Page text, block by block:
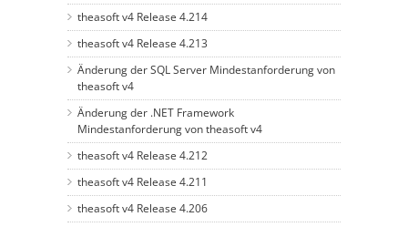
theasoft v4 Release 4.214
theasoft v4 Release 4.213
Änderung der SQL Server Mindestanforderung von
theasoft v4
Änderung der .NET Framework
Mindestanforderung von theasoft v4
theasoft v4 Release 4.212
theasoft v4 Release 4.211
theasoft v4 Release 4.206